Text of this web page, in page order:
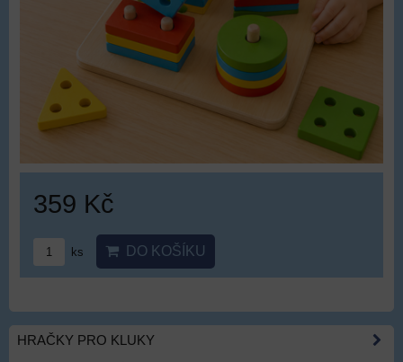
359 Kč
ks DO KOŠÍKU
HRAČKY PRO KLUKY